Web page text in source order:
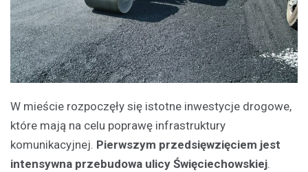
W mieście rozpoczęły się istotne inwestycje drogowe,
które mają na celu poprawę infrastruktury
komunikacyjnej. Pierwszym przedsięwzięciem jest
intensywna przebudowa ulicy Święciechowskiej.